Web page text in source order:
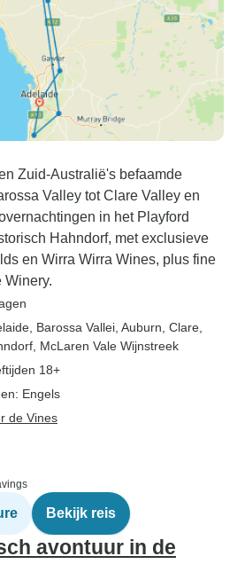
Zuid-Australië's befaamde
Valley tot Clare Valley en
in het Playford
Hahndorf, met exclusieve
en Wirra Wirra Wines, plus fine
, Barossa Vallei , Auburn , Clare
, McLaren Vale Wijnstreek
18+
Engels
de Vines
Bekijk reis
avontuur in de